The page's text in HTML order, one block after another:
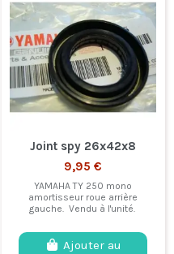
Joint spy 26x42x8
9,95 €
YAMAHA TY 250 mono
amortisseur roue arrière
gauche. Vendu à l'unité.
Ajouter au